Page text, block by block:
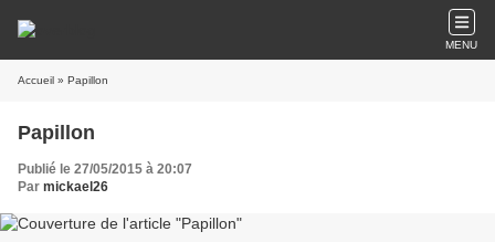
MENU
Accueil » Papillon
Papillon
Publié le 27/05/2015 à 20:07
Par mickael26